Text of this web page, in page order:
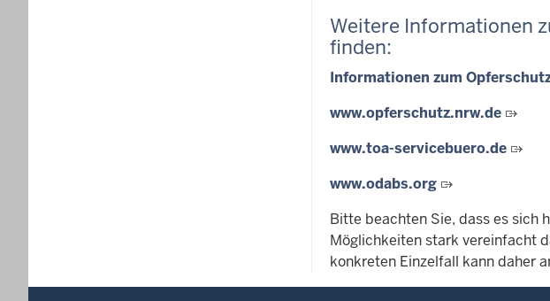
Weitere Informationen
finden:
Informationen zum
www.opferschutz.nrw.de
www.toa-servicebuero.de
www.odabs.org
Bitte beachten Sie, dass es sich
Möglichkeiten stark vereinfacht
konkreten Einzelfall kann daher